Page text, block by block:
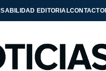
EDITORIALCONTACTO